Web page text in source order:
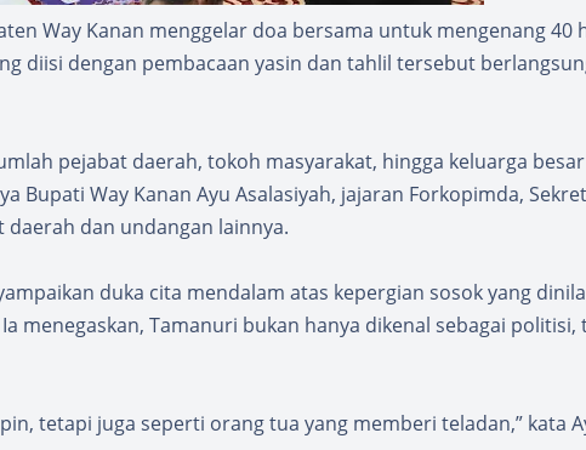
Way Kanan menggelar doa bersama untuk mengenang 40
diisi dengan pembacaan yasin dan tahlil tersebut
pejabat daerah, tokoh masyarakat, hingga keluarga besar
Way Kanan Ayu Asalasiyah, jajaran Forkopimda,
daerah dan undangan lainnya.
duka cita mendalam atas kepergian sosok yang
menegaskan, Tamanuri bukan hanya dikenal sebagai politisi,
tetapi juga seperti orang tua yang memberi teladan,” kata